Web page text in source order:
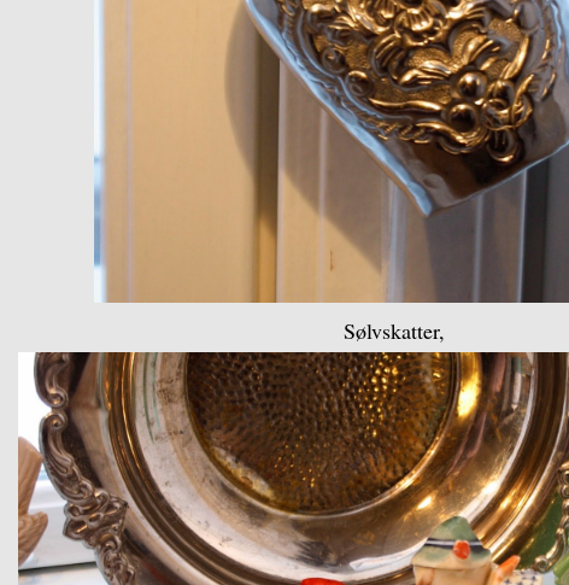
Sølvskatter,